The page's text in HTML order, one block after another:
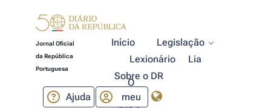
Jornal Oficial
da República
Portuguesa
Início
Legislação
Lexionário
Lia
Sobre o DR
Ajuda
O
meu